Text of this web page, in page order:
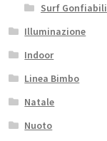
Surf Gonfiabili
Illuminazione
Indoor
Linea Bimbo
Natale
Nuoto